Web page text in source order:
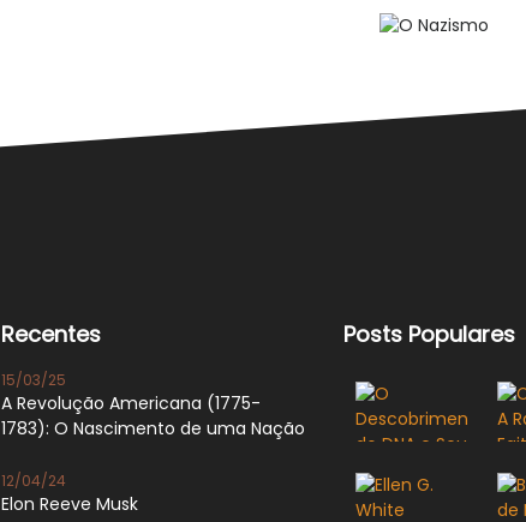
Recentes
15/03/25
A Revolução Americana (1775-
1783): O Nascimento de uma Nação
12/04/24
Elon Reeve Musk
Posts Populares